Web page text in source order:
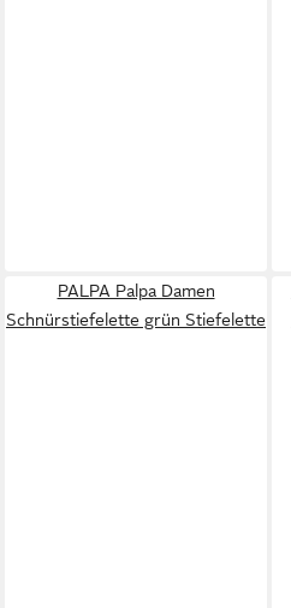
PALPA Palpa Damen
Schnürstiefelette grün Stiefelette